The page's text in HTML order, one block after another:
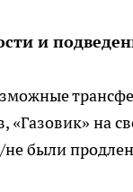
и
«Газовик» на
были